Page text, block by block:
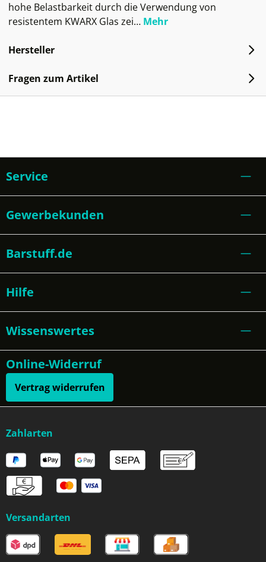
hohe Belastbarkeit durch die Verwendung von
resistentem KWARX Glas zei… Mehr
Hersteller
Fragen zum Artikel
Service
Gewerbekunden
Barstuff.de
Hilfe
Wissenswertes
Online-Widerruf
Vertrag widerrufen
Zahlarten
Versandarten